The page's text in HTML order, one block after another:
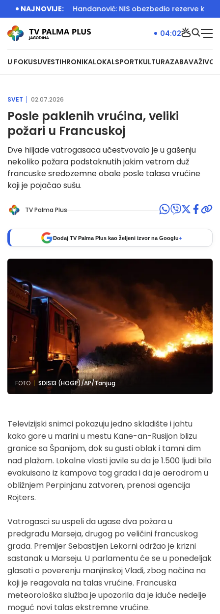
NAJNOVIJE:
Đedović Handanović: NIS obezbedio rezerve
U FOKUSUVESTIHRONIKALOKALSPORTKULTURAZABAVAŽIVOT
04:02
SVET 02.07.2026
Posle paklenih vrućina, veliki
požari u Francuskoj
Dve hiljade vatrogasaca učestvovalo je u gašenju
nekoliko požara podstaknutih jakim vetrom duž
francuske sredozemne obale posle talasa vrućine
koji je pojačao sušu.
TV Palma Plus
Dodaj TV Palma Plus kao željeni izvor na Googlu+
FOTO SDIS13 (HOGP)/AP/Tanjug
Televizijski snimci pokazuju jedno skladište i jahtu
kako gore u marini u mestu Kane-an-Rusijon blizu
granice sa Španijom, dok su gusti oblak i tamni dim
nad plažom. Lokalne vlasti javile su da je 1.500 ljudi bilo
evakuisano iz kampova tog grada i da je aerodrom u
obližnjem Perpinjanu zatvoren, prenosi agencija
Rojters.
Vatrogasci su uspeli da ugase dva požara u
predgrađu Marseja, drugog po veličini francuskog
grada. Premijer Sebastijen Lekorni održao je krizni
sastanak u Marseju. U parlamentu će se u ponedeljak
glasati o poverenju manjinskoj Vladi, zbog načina na
koji je reagovala na talas vrućine. Francuska
meteorološka služba je upozorila da je iduće nedelje
moguć novi talas ekstremne vrućine.